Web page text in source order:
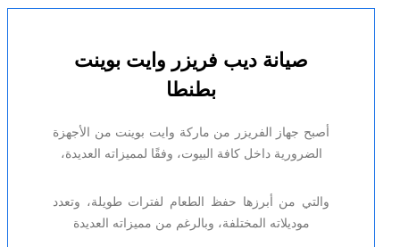
صيانة ديب فريزر وايت بوينت
بطنطا
أصبح جهاز الفريزر من ماركة وايت بوينت من الأجهزة
الضرورية داخل كافة البيوت، وفقًا لمميزاته العديدة،
والتي من أبرزها حفظ الطعام لفترات طويلة، وتعدد
موديلاته المختلفة، وبالرغم من مميزاته العديدة